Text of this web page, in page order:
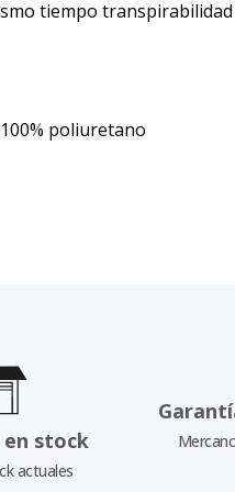
tiempo
poliuretano
en stock
actuales